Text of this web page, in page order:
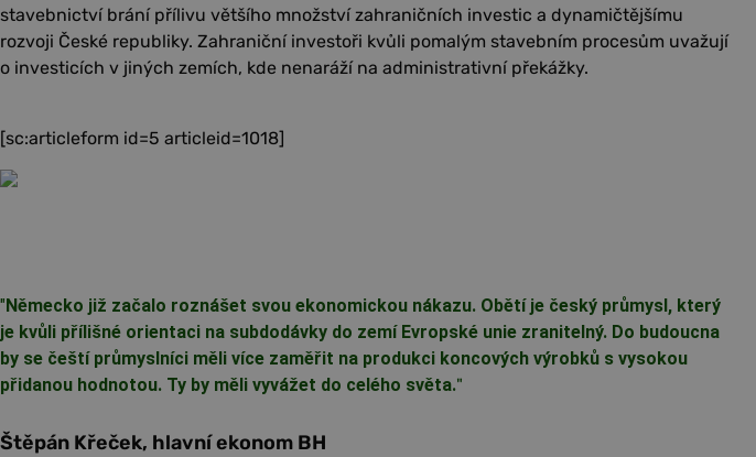
stavebnictví brání přílivu většího množství zahraničních investic a dynamičtějšímu
rozvoji České republiky. Zahraniční investoři kvůli pomalým stavebním procesům uvažují
o investicích v jiných zemích, kde nenaráží na administrativní překážky.
[sc:articleform id=5 articleid=1018]
"Německo již začalo roznášet svou ekonomickou nákazu. Obětí je český průmysl, který
je kvůli přílišné orientaci na subdodávky do zemí Evropské unie zranitelný. Do budoucna
by se čeští průmyslníci měli více zaměřit na produkci koncových výrobků s vysokou
přidanou hodnotou. Ty by měli vyvážet do celého světa."
Štěpán Křeček, hlavní ekonom BH